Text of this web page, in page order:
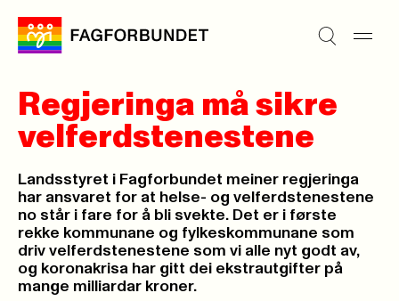
Regjeringa må sikre
velferdstenestene
Landsstyret i Fagforbundet meiner regjeringa
har ansvaret for at helse- og velferdstenestene
no står i fare for å bli svekte. Det er i første
rekke kommunane og fylkeskommunane som
driv velferdstenestene som vi alle nyt godt av,
og koronakrisa har gitt dei ekstrautgifter på
mange milliardar kroner.